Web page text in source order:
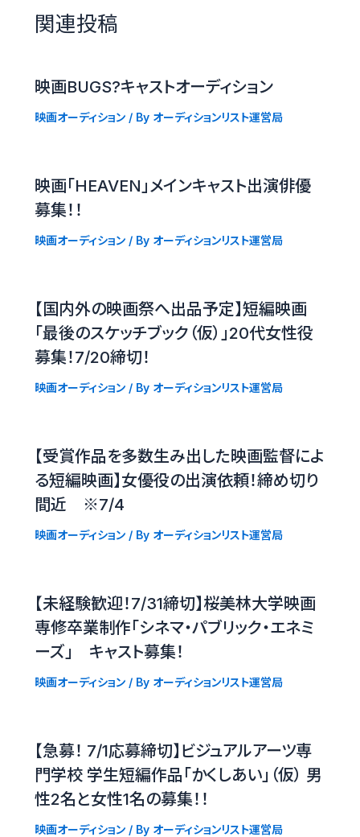
関連投稿
映画BUGS?キャストオーディション
映画オーディション/ By オーディションリスト運営局
映画「HEAVEN」メインキャスト出演俳優
募集！！
映画オーディション/ By オーディションリスト運営局
【国内外の映画祭へ出品予定】短編映画
「最後のスケッチブック（仮）」20代女性役
募集！7/20締切！
映画オーディション/ By オーディションリスト運営局
【受賞作品を多数生み出した映画監督によ
る短編映画】女優役の出演依頼！締め切り
間近 ※7/4
映画オーディション/ By オーディションリスト運営局
【未経験歓迎！7/31締切】桜美林大学映画
専修卒業制作「シネマ・パブリック・エネミ
ーズ」 キャスト募集！
映画オーディション/ By オーディションリスト運営局
【急募！ 7/1応募締切】ビジュアルアーツ専
門学校 学生短編作品「かくしあい」（仮） 男
性2名と女性1名の募集！！
映画オーディション/ By オーディションリスト運営局